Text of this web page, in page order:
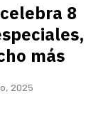
8
más
2025